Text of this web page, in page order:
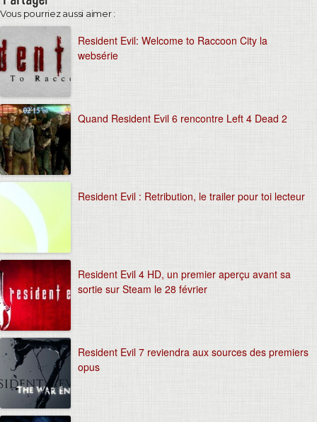
Vous pourriez aussi aimer :
Resident Evil: Welcome to Raccoon City la
websérie
Quand Resident Evil 6 rencontre Left 4 Dead 2
Resident Evil : Retribution, le trailer pour toi lecteur
Resident Evil 4 HD, un premier aperçu avant sa
sortie sur Steam le 28 février
Resident Evil 7 reviendra aux sources des premiers
opus